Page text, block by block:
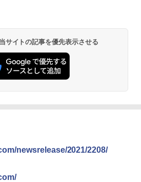
公式】ブタメン とんこつ味 35g×15個
務用 夜食 カップラーメン ミニカップ
小腹 インスタント アウトドアにも ロ
リングストック 大人買い おやつカン
ニー
ャープ 過熱水蒸気 オーブンレンジ 26
ンベクション 2段調理 ホワイト RE-
W
ム調理 フラットテーブル トースト機
サイトの記事を優先表示させる
newsrelease/2021/2208/